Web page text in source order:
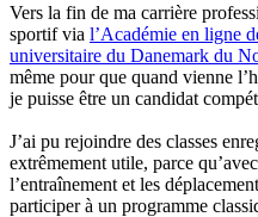
Vers la fin de ma carrière
sportif via l’Académie en ligne
universitaire du Danemark du
même pour que quand vienne
je puisse être un candidat
J’ai pu rejoindre des classes
extrêmement utile, parce
l’entraînement et les
participer à un programme